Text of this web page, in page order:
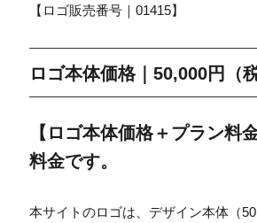
【ロゴ販売番号｜01415】
ロゴ本体価格｜50,000円（税
【ロゴ本体価格＋プラン料
料金です。
本サイトのロゴは、デザイン本体（